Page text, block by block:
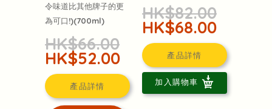
令味道比其他牌子的更
為可口!)(700ml)
HK$66.00
HK$52.00
產品詳情
HK$82.00
HK$68.00
產品詳情
加入購物車